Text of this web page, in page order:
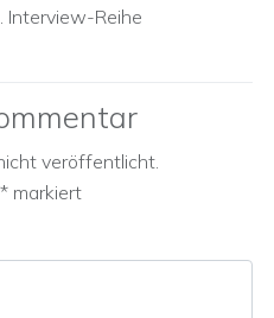
Interview-Reihe
veröffentlicht.
* markiert